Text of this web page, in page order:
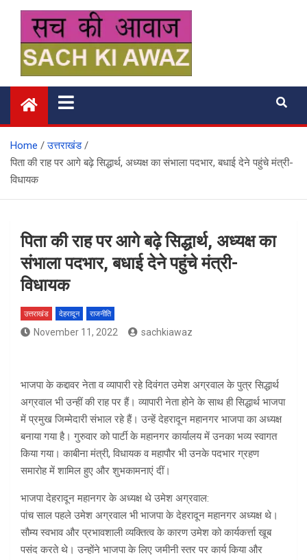
content
सच की आवाज
Home
उत्तराखंड
पिता की राह पर आगे बढ़े सिद्धार्थ, अध्यक्ष का संभाला पदभार, बधाई देने पहुंचे मंत्री-
विधायक
पिता की राह पर आगे बढ़े सिद्धार्थ, अध्यक्ष का
संभाला पदभार, बधाई देने पहुंचे मंत्री-
विधायक
उत्तराखंड देहरादून राजनीति
November 11, 2022 sachkiawaz
भाजपा के कद्दावर नेता व व्यापारी रहे दिवंगत उमेश अग्रवाल के पुत्र सिद्धार्थ
अग्रवाल भी उन्हीं की राह पर हैं। व्यापारी नेता होने के साथ ही सिद्धार्थ भाजपा
में प्रमुख जिम्मेदारी संभाल रहे हैं। उन्हें देहरादून महानगर भाजपा का अध्यक्ष
बनाया गया है। गुरुवार को पार्टी के महानगर कार्यालय में उनका भव्य स्वागत
किया गया। काबीना मंत्री, विधायक व महापौर भी उनके पदभार ग्रहण
समारोह में शामिल हुए और शुभकामनाएं दीं।
भाजपा देहरादून महानगर के अध्यक्ष थे उमेश अग्रवाल:
पांच साल पहले उमेश अग्रवाल भी भाजपा के देहरादून महानगर अध्यक्ष थे।
सौम्य स्वभाव और प्रभावशाली व्यक्तित्व के कारण उमेश को कार्यकर्त्ता खूब
पसंद करते थे। उन्होंने भाजपा के लिए जमीनी स्तर पर कार्य किया और